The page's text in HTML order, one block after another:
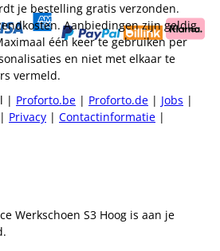
je bestelling gratis verzonden.
Aanbiedingen zijn geldig
één keer te gebruiken per
en niet met elkaar te
vermeld.
| Proforto.be | Proforto.de | Jobs |
| Privacy | Contactinformatie |
Werkschoen S3 Hoog is aan je